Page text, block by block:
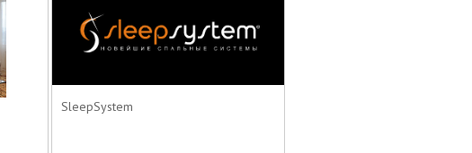
SleepSystem